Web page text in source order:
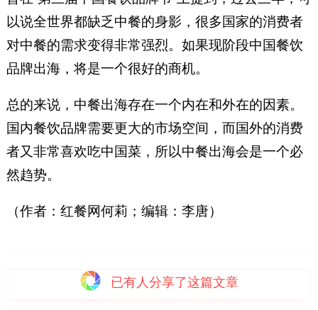
以说全世界都缺乏中餐的身影，很多国家的消费者
对中餐的需求变得非常强烈。如果现阶段中国餐饮
品牌出海，将是一个很好的商机。
总的来说，中餐出海存在一个内在和外在的因素。
国内餐饮品牌需要更大的市场空间，而国外的消费
者又非常喜欢吃中国菜，所以中餐出海会是一个必
然趋势。​​​
（作者：红餐网何莉；编辑：李唐）
已有 人分享了这篇文章